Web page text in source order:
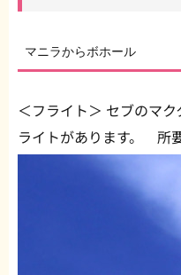
マニラからボホール
＜フライト＞ セブのマ
ライトがあります。 所